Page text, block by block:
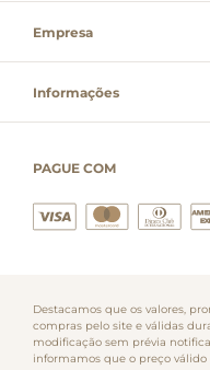
Empresa
Informações
PAGUE COM
Destacamos que os valores,
compras pelo site e válidas
modificação sem prévia
informamos que o preço